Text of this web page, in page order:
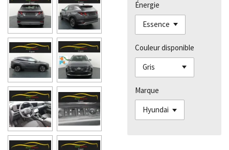
Énergie
Couleur disponible
Marque